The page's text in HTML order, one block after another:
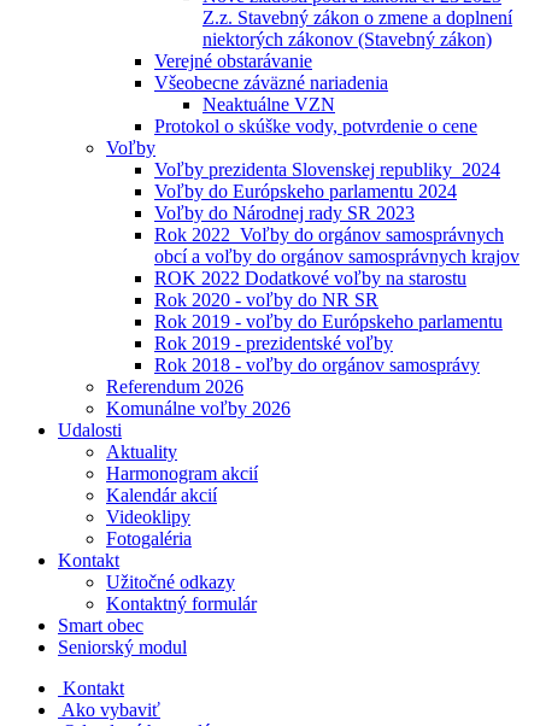
Z.z. Stavebný zákon o zmene a doplnení
niektorých zákonov (Stavebný zákon)
Verejné obstarávanie
Všeobecne záväzné nariadenia
Neaktuálne VZN
Protokol o skúške vody, potvrdenie o cene
Voľby
Voľby prezidenta Slovenskej republiky_2024
Voľby do Európskeho parlamentu 2024
Voľby do Národnej rady SR 2023
Rok 2022_Voľby do orgánov samosprávnych
obcí a voľby do orgánov samosprávnych krajov
ROK 2022 Dodatkové voľby na starostu
Rok 2020 - voľby do NR SR
Rok 2019 - voľby do Európskeho parlamentu
Rok 2019 - prezidentské voľby
Rok 2018 - voľby do orgánov samosprávy
Referendum 2026
Komunálne voľby 2026
Udalosti
Aktuality
Harmonogram akcií
Kalendár akcií
Videoklipy
Fotogaléria
Kontakt
Užitočné odkazy
Kontaktný formulár
Smart obec
Seniorský modul
Kontakt
Ako vybaviť